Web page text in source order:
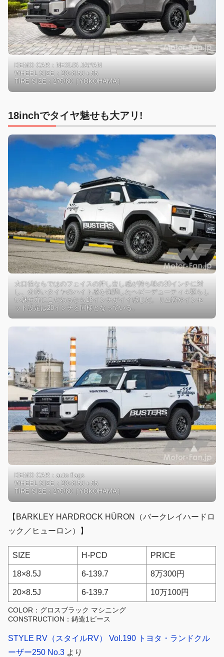
DEMO CAR：NEXUS JAPAN
WHEEL SIZE：20×8.5J＋55
TIRE SIZE：275/60［YOKOHAMA］
18inchでタイヤ魅せも大アリ!
大口径ならではのフェイスの押し出し感が持ち味の20インチに対
し、分厚いタイヤのハイト感を強調したヘビーデューティ４駆らし
い魅せ方にこだわるなら18インチがイイ感じだ。リム幅やインセ
ット設定は20インチと同様となっている。
DEMO CAR：auto flags
WHEEL SIZE：20×8.5J＋55
TIRE SIZE：275/60［YOKOHAMA］
【BARKLEY HARDROCK HÜRON（バークレイハードロ
ック／ヒューロン）】
SIZE H-PCD PRICE
18×8.5J 6-139.7 8万300円
20×8.5J 6-139.7 10万100円
COLOR：グロスブラック マシニング
CONSTRUCTION：鋳造1ピース
STYLE RV（スタイルRV） Vol.190 トヨタ・ランドクル
ーザー250 No.3 より